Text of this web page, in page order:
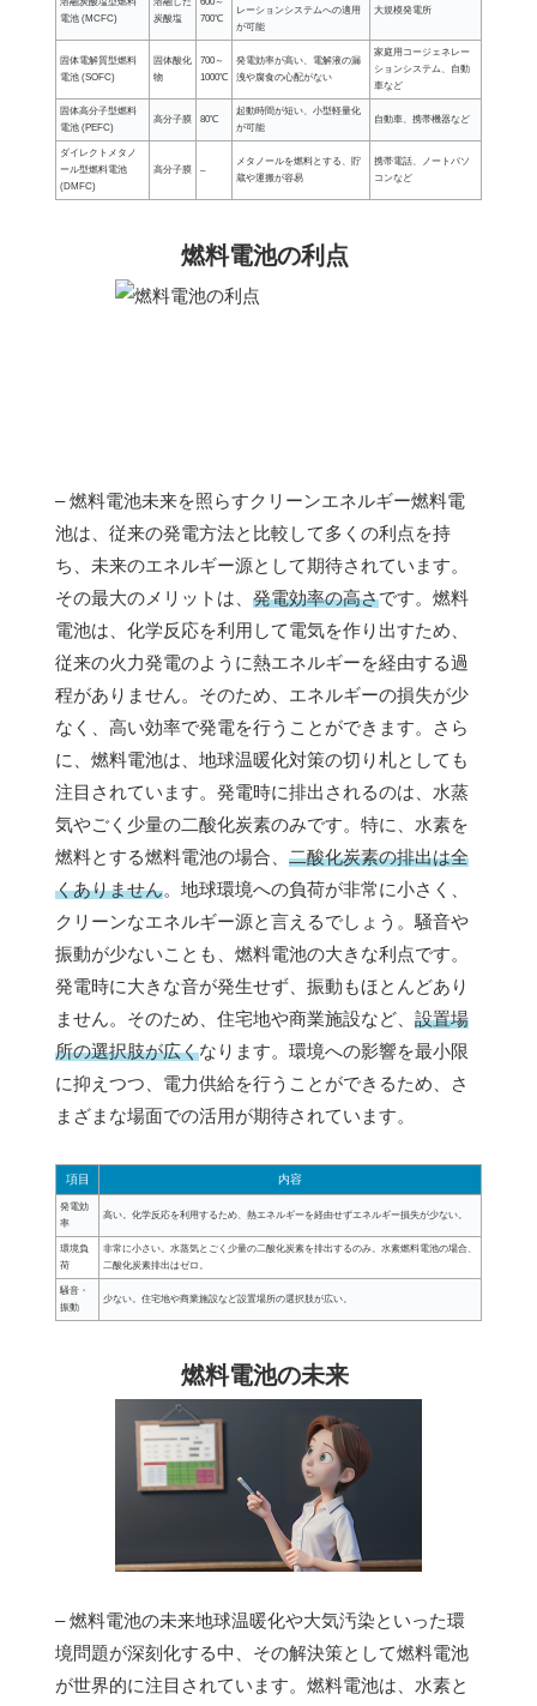
電池 (MCFC)
炭酸塩
700℃
レーションシステムへの適用
が可能
大規模発電所
固体電解質型燃料
電池 (SOFC)
固体酸化
物
700～
1000℃
発電効率が高い、電解液の漏
洩や腐食の心配がない
家庭用コージェネレー
ションシステム、自動
車など
固体高分子型燃料
電池 (PEFC)
高分子膜 80℃
起動時間が短い、小型軽量化
が可能
自動車、携帯機器など
ダイレクトメタノ
ール型燃料電池
(DMFC)
高分子膜 –
メタノールを燃料とする、貯
蔵や運搬が容易
携帯電話、ノートパソ
コンなど
燃料電池の利点
– 燃料電池未来を照らすクリーンエネルギー燃料電
池は、従来の発電方法と比較して多くの利点を持
ち、未来のエネルギー源として期待されています。
その最大のメリットは、 発電効率の高さです。燃料
電池は、化学反応を利用して電気を作り出すため、
従来の火力発電のように熱エネルギーを経由する過
程がありません。そのため、エネルギーの損失が少
なく、高い効率で発電を行うことができます。さら
に、燃料電池は、地球温暖化対策の切り札としても
注目されています。発電時に排出されるのは、水蒸
気やごく少量の二酸化炭素のみです。特に、水素を
燃料とする燃料電池の場合、 二酸化炭素の排出は全
くありません。地球環境への負荷が非常に小さく、
クリーンなエネルギー源と言えるでしょう。騒音や
振動が少ないことも、燃料電池の大きな利点です。
発電時に大きな音が発生せず、振動もほとんどあり
ません。そのため、住宅地や商業施設など、 設置場
所の選択肢が広くなります。環境への影響を最小限
に抑えつつ、電力供給を行うことができるため、さ
まざまな場面での活用が期待されています。
項目 内容
発電効
率
高い。化学反応を利用するため、熱エネルギーを経由せずエネルギー損失が少ない。
環境負
荷
非常に小さい。水蒸気とごく少量の二酸化炭素を排出するのみ。水素燃料電池の場合、
二酸化炭素排出はゼロ。
騒音・
振動
少ない。住宅地や商業施設など設置場所の選択肢が広い。
燃料電池の未来
– 燃料電池の未来地球温暖化や大気汚染といった環
境問題が深刻化する中、その解決策として燃料電池
が世界的に注目されています。燃料電池は、水素と